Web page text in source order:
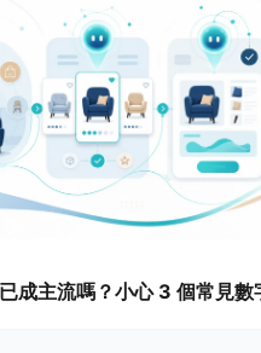
成主流嗎？小心 3 個常見數